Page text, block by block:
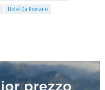
Hotel Da Romano